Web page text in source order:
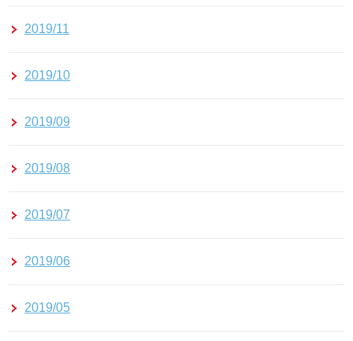
2019/11
2019/10
2019/09
2019/08
2019/07
2019/06
2019/05